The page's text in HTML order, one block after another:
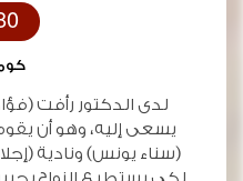
لدى الدكتور رأفت
يسعى إليه، وهو أن يقوم
(سناء يونس) ونادية